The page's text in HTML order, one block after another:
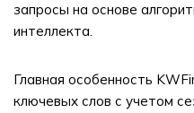
запросы на основе
интеллекта.
Главная особенность
ключевых слов с учетом